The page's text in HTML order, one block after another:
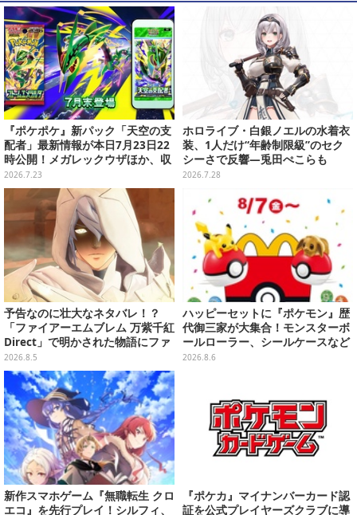
『ポケポケ』新パック「天空の支
配者」最新情報が本日7月23日22
時公開！メガレックウザほか、収
録カード解禁に期待
2026.7.23
ホロライブ・白銀ノエルの水着衣
装、1人だけ“年齢制限級”のセク
シーさで反響―兎田ぺこらも
「こ、こんなことが許されていい
2026.7.28
予告なのに壮大なネタバレ！？
「ファイアーエムブレム 万紫千紅
Direct」で明かされた物語にファ
ンも震え上がる
2026.8.5
ハッピーセットに『ポケモン』歴
代御三家が大集合！モンスターボ
ールローラー、シールケースなど
全12種
2026.8.6
新作スマホゲーム『無職転生 クロ
エコ』を先行プレイ！シルフィ、
『ポケカ』マイナンバーカード認
証を公式プレイヤーズクラブに導